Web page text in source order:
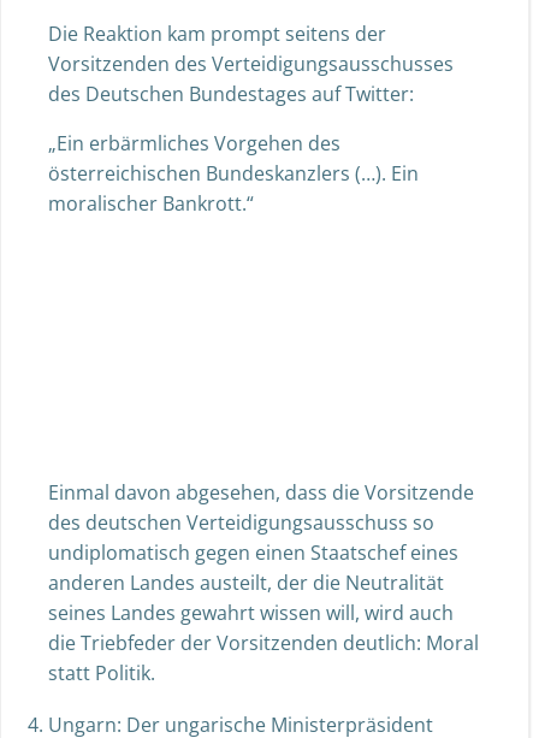
Die Reaktion kam prompt seitens der
Vorsitzenden des Verteidigungsausschusses
des Deutschen Bundestages auf Twitter:
„Ein erbärmliches Vorgehen des
österreichischen Bundeskanzlers (…). Ein
moralischer Bankrott.“
Einmal davon abgesehen, dass die Vorsitzende
des deutschen Verteidigungsausschuss so
undiplomatisch gegen einen Staatschef eines
anderen Landes austeilt, der die Neutralität
seines Landes gewahrt wissen will, wird auch
die Triebfeder der Vorsitzenden deutlich: Moral
statt Politik.
Ungarn: Der ungarische Ministerpräsident